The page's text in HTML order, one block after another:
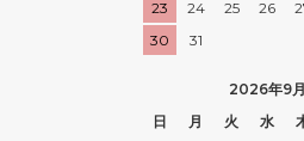
23
24 25 26
30
31
2026年9月
日
月 火 水